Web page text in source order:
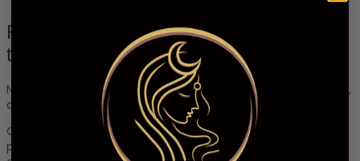
Fiecare produs este ales cu grijă și
testat cu sufletul.
Ne dorim ca tot ceea ce ajunge la tine să fie nu doar frumos,
ci și autentic și plin de energie bună.
Credem că sacralitatea trebuie să fie accesibilă, de aceea
prețurile noastre sunt gândite cu atenție, pentru a onora și